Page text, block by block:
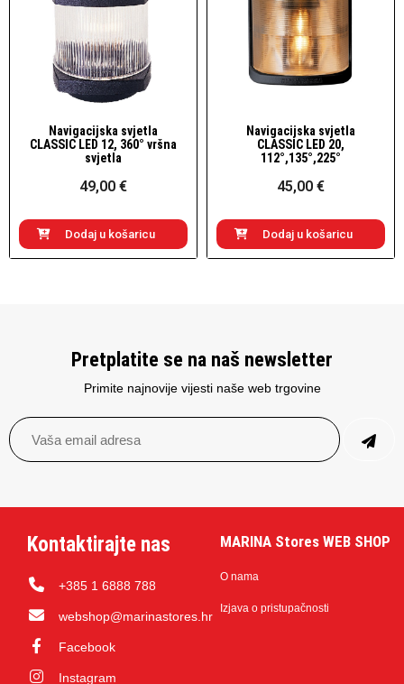
Brzi pogled
Navigacijska svjetla
CLASSIC LED 12, 360° vršna
svjetla
49,00 €
Dodaj u košaricu
Brzi pogled
Navigacijska svjetla
CLASSIC LED 20,
112°,135°,225°
45,00 €
Dodaj u košaricu
Pretplatite se na naš newsletter
Primite najnovije vijesti naše web trgovine
Kontaktirajte nas
+385 1 6888 788
webshop@marinastores.hr
Facebook
Instagram
MARINA Stores WEB SHOP
O nama
Izjava o pristupačnosti